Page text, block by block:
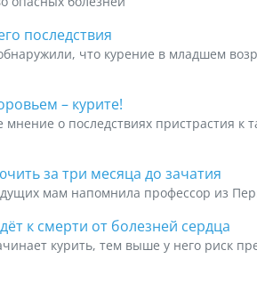
последствия
что курение в младшем
– курите!
о последствиях пристрастия к
за три месяца до зачатия
мам напомнила профессор из
к смерти от болезней сердца
курить, тем выше у него риск